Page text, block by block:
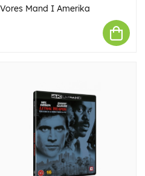
Vores Mand I Amerika